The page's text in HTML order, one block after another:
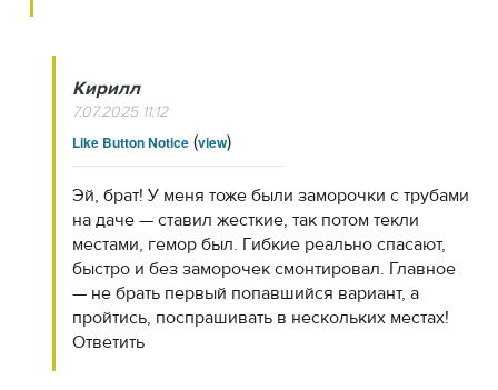
Кирилл
7.07.2025 11:12
Like Button Notice(view)
Эй, брат! У меня тоже были заморочки с трубами
на даче — ставил жесткие, так потом текли
местами, гемор был. Гибкие реально спасают,
быстро и без заморочек смонтировал. Главное
— не брать первый попавшийся вариант, а
пройтись, поспрашивать в нескольких местах!
Ответить